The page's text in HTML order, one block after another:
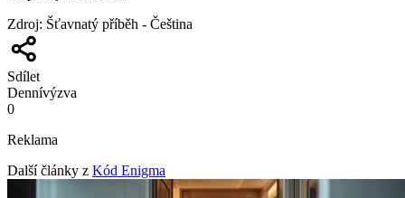
Zdroj: Šťavnatý příběh - Čeština
Sdílet
Dennívýzva
0
Reklama
Další články z Kód Enigma